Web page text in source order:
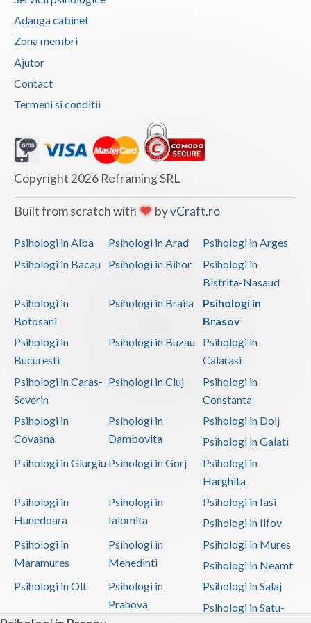
Psihoterapie - Interventie psihoterapeutica in ... (1)
Psihoterapie - Interventie psihoterapeutica in ... (1)
Psihoterapie - Interventie psihoterapeutica in ... (1)
Psihoterapie - Interventie psihoterapeutica in ... (1)
Psihoterapie - Interventie psihoterapeutica in ... (1)
Psihoterapie - Interventie psihoterapeutica in ... (1)
Psihoterapie - Interventie psihoterapeutica in ... (1)
Psihoterapie - Interventie psihoterapeutica in ... (1)
Psihoterapie - Interventie psihoterapeutica in ... (1)
Psihoterapie - Interventie psihoterapeutica in ... (1)
Psihoterapie - Interventie psihoterapeutica in ... (1)
Psihoterapie- Interventie psihoterapeutica in b... (1)
Adauga cabinet
Zona membri
Ajutor
Contact
Termeni si conditii
Copyright 2026 Reframing SRL
Built from scratch with byvCraft.ro
Psihologi in Alba Psihologi in Arad
Psihologi in Arges
Psihologi in Bacau
Psihologi in Bihor
Psihologi in
Bistrita-Nasaud
Psihologi in
Botosani
Psihologi in Braila
Psihologi in
Brasov
Psihologi in
Bucuresti
Psihologi in Buzau
Psihologi in
Calarasi
Psihologi in Caras-
Severin
Psihologi in Cluj
Psihologi in
Constanta
Psihologi in
Covasna
Psihologi in
Dambovita
Psihologi in Dolj
Psihologi in Galati
Psihologi in Giurgiu Psihologi in Gorj
Psihologi in
Harghita
Psihologi in
Hunedoara
Psihologi in
Ialomita
Psihologi in Iasi
Psihologi in Ilfov
Psihologi in
Maramures
Psihologi in
Mehedinti
Psihologi in Mures
Psihologi in Neamt
Psihologi in Olt
Psihologi in
Prahova
Psihologi in Salaj
Psihologi in Satu-